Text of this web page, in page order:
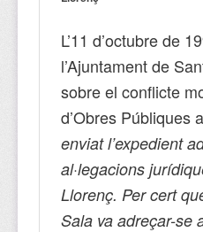
L’11 d’octubre de
l’Ajuntament de
sobre el conflicte
d’Obres Públiques
enviat l’expedient
al·legacions
Llorenç. Per cert
Sala va adreçar-se